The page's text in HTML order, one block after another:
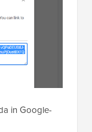
in Google-